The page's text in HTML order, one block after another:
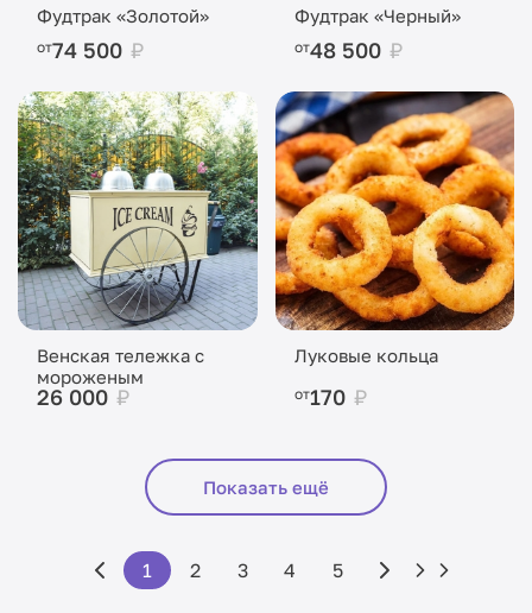
Фудтрак «Золотой»
от74 500 ₽
Фудтрак «Черный»
от48 500 ₽
Венская тележка с
мороженым
26 000 ₽
Луковые кольца
от170 ₽
Показать ещё
1 2 3 4 5